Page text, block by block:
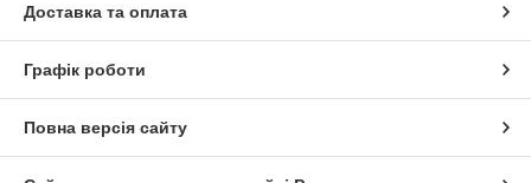
Доставка та оплата
Графік роботи
Повна версія сайту